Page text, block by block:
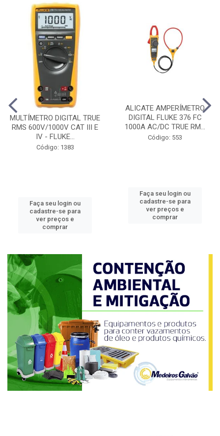
MULTÍMETRO DIGITAL TRUE
RMS 600V/1000V CAT III E
IV - FLUKE...
Código: 1383
Faça seu login ou
cadastre-se para
ver preços e
comprar
ALICATE AMPERÍMETRO
DIGITAL FLUKE 376 FC
1000A AC/DC TRUE RM...
Código: 553
Faça seu login ou
cadastre-se para
ver preços e
comprar